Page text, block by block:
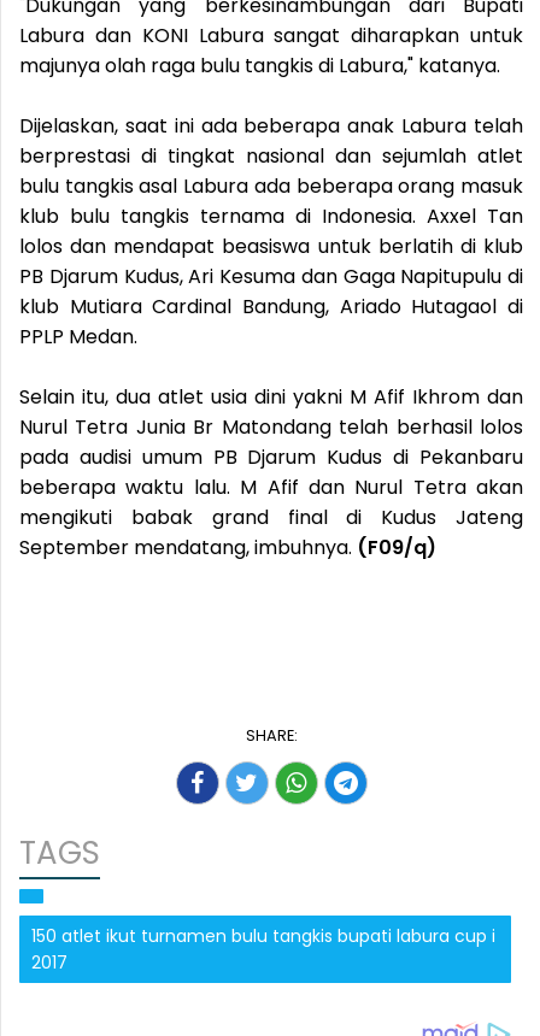
Labura dan KONI Labura sangat diharapkan untuk
majunya olah raga bulu tangkis di Labura," katanya.
Dijelaskan, saat ini ada beberapa anak Labura telah
berprestasi di tingkat nasional dan sejumlah atlet
bulu tangkis asal Labura ada beberapa orang masuk
klub bulu tangkis ternama di Indonesia. Axxel Tan
lolos dan mendapat beasiswa untuk berlatih di klub
PB Djarum Kudus, Ari Kesuma dan Gaga Napitupulu di
klub Mutiara Cardinal Bandung, Ariado Hutagaol di
PPLP Medan.
Selain itu, dua atlet usia dini yakni M Afif Ikhrom dan
Nurul Tetra Junia Br Matondang telah berhasil lolos
pada audisi umum PB Djarum Kudus di Pekanbaru
beberapa waktu lalu. M Afif dan Nurul Tetra akan
mengikuti babak grand final di Kudus Jateng
September mendatang, imbuhnya. (F09/q)
SHARE:
TAGS
150 atlet ikut turnamen bulu tangkis bupati labura cup i
2017